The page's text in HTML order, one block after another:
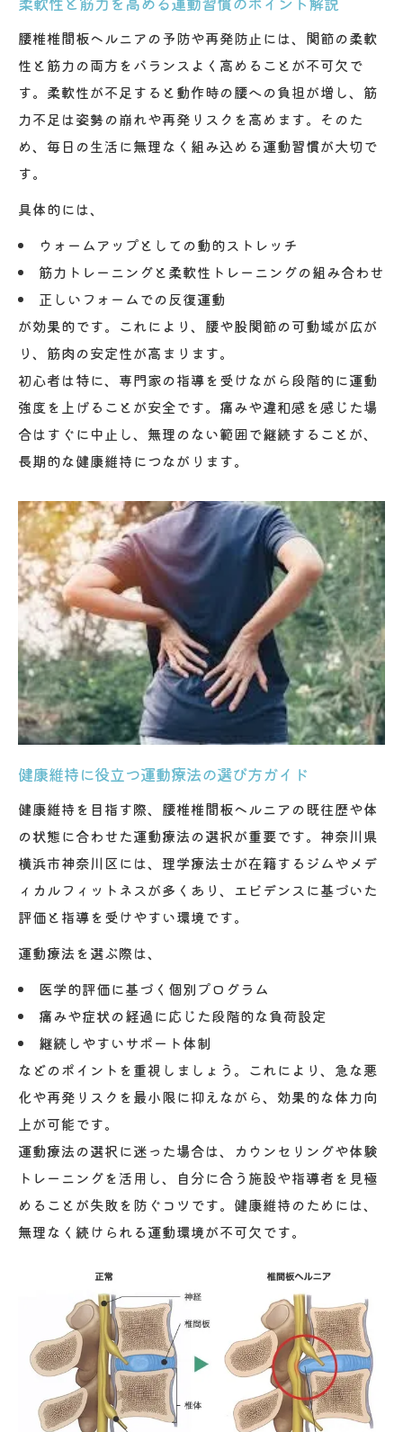
再発防止を目指す運動プログラムの組み方
腰椎椎間板ヘルニアの予防や再発防止には、関節の柔軟
性と筋力の両方をバランスよく高めることが不可欠で
す。柔軟性が不足すると動作時の腰への負担が増し、筋
力不足は姿勢の崩れや再発リスクを高めます。そのた
め、毎日の生活に無理なく組み込める運動習慣が大切で
す。
具体的には、
ウォームアップとしての動的ストレッチ
筋力トレーニングと柔軟性トレーニングの組み合わせ
正しいフォームでの反復運動
が効果的です。これにより、腰や股関節の可動域が広が
り、筋肉の安定性が高まります。
初心者は特に、専門家の指導を受けながら段階的に運動
強度を上げることが安全です。痛みや違和感を感じた場
合はすぐに中止し、無理のない範囲で継続することが、
長期的な健康維持につながります。
健康維持に役立つ運動療法の選び方ガイド
健康維持を目指す際、腰椎椎間板ヘルニアの既往歴や体
の状態に合わせた運動療法の選択が重要です。神奈川県
横浜市神奈川区には、理学療法士が在籍するジムやメデ
ィカルフィットネスが多くあり、エビデンスに基づいた
評価と指導を受けやすい環境です。
運動療法を選ぶ際は、
医学的評価に基づく個別プログラム
痛みや症状の経過に応じた段階的な負荷設定
継続しやすいサポート体制
などのポイントを重視しましょう。これにより、急な悪
化や再発リスクを最小限に抑えながら、効果的な体力向
上が可能です。
運動療法の選択に迷った場合は、カウンセリングや体験
トレーニングを活用し、自分に合う施設や指導者を見極
めることが失敗を防ぐコツです。健康維持のためには、
無理なく続けられる運動環境が不可欠です。